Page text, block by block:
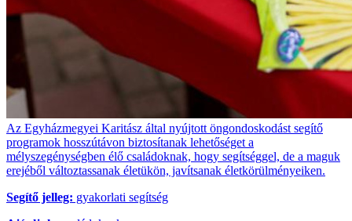
Az Egyházmegyei Karitász által nyújtott öngondoskodást segítő
programok hosszútávon biztosítanak lehetőséget a
mélyszegénységben élő családoknak, hogy segítséggel, de a maguk
erejéből változtassanak életükön, javítsanak életkörülményeiken.
Segítő jelleg: gyakorlati segítség